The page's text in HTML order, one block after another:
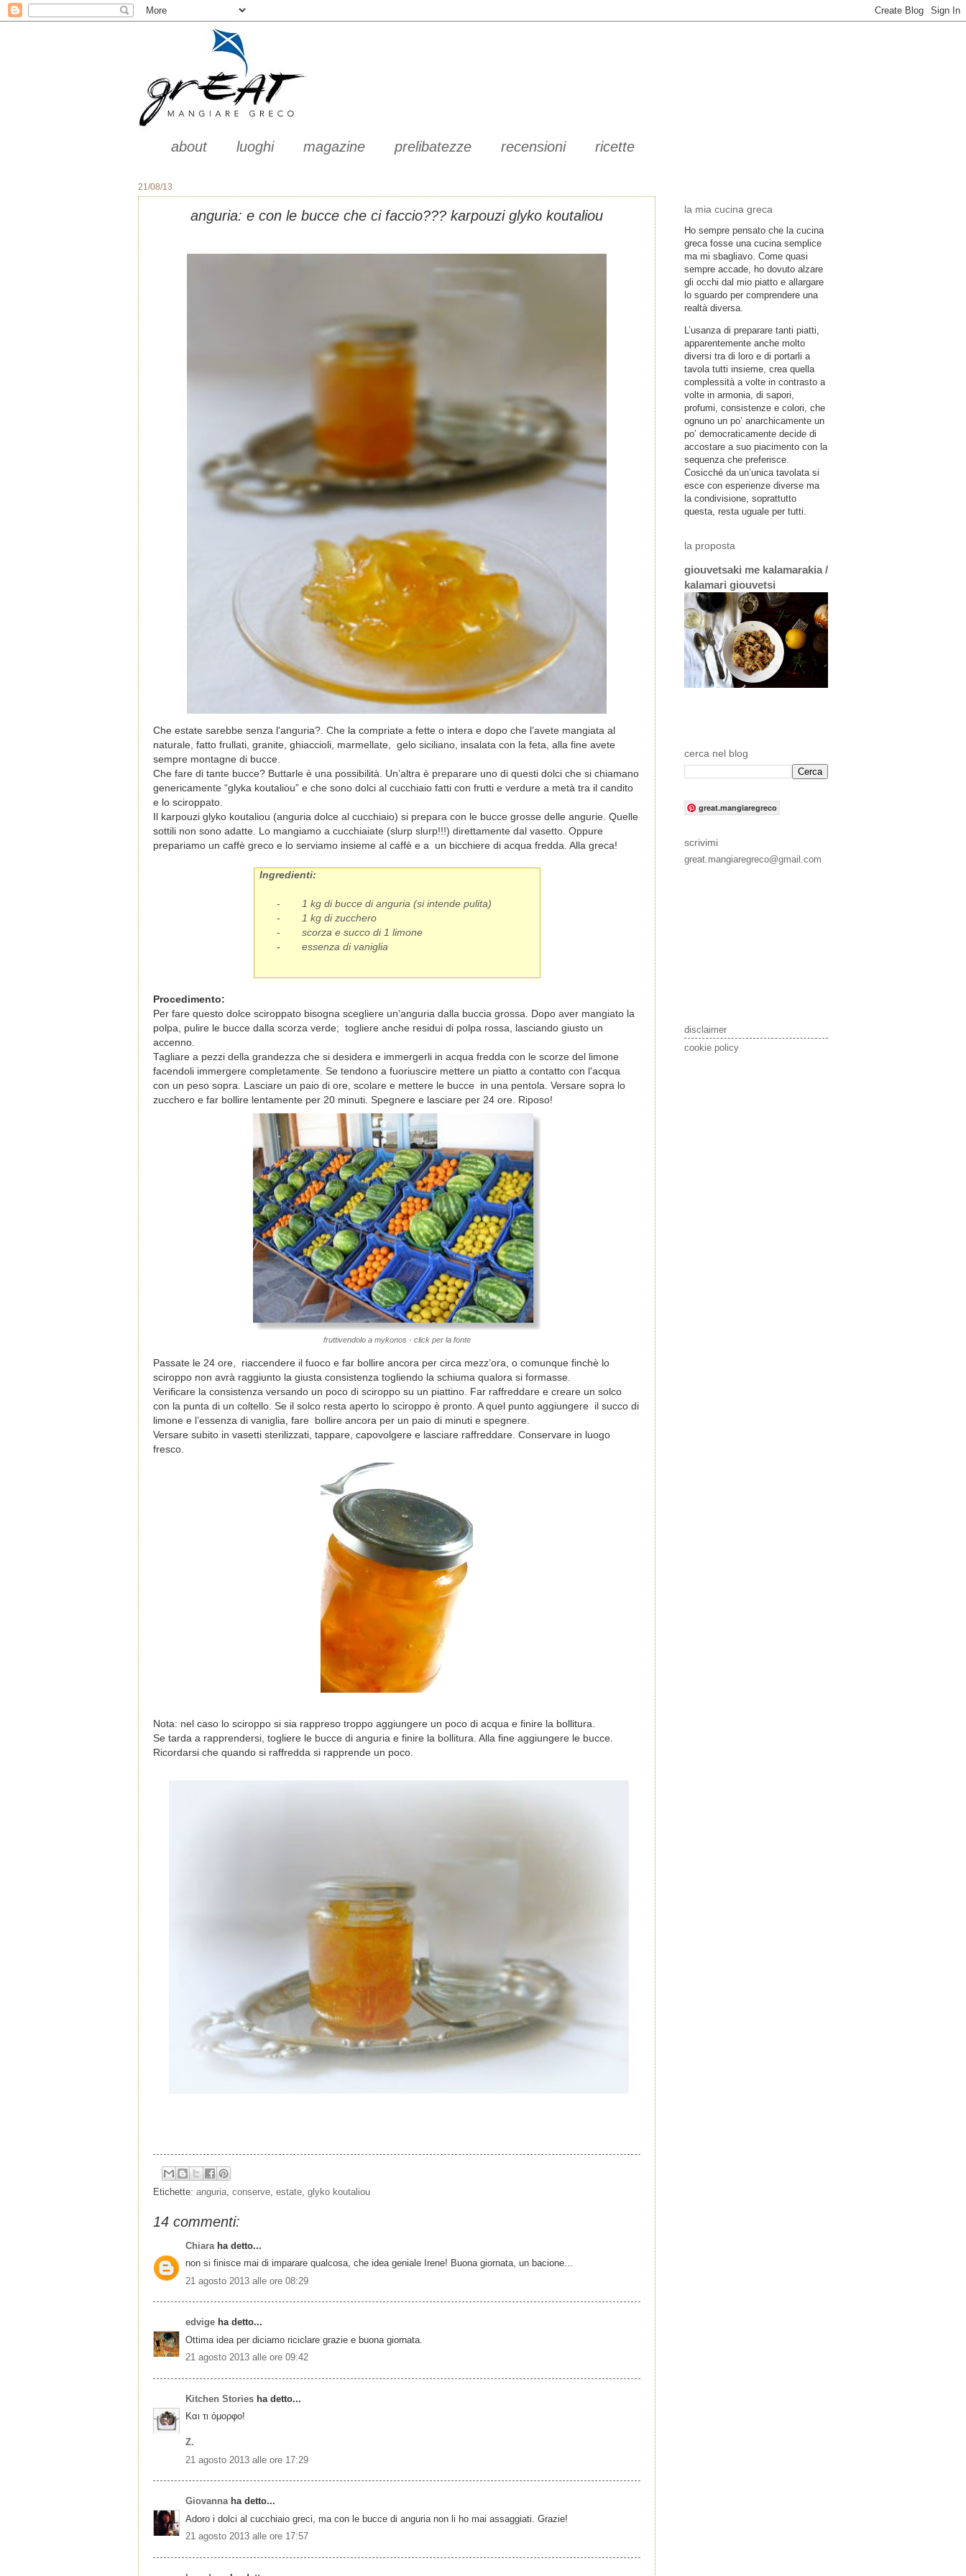
about luoghi magazine prelibatezze recensioni ricette
21/08/13
anguria: e con le bucce che ci faccio??? karpouzi glyko koutaliou
Che estate sarebbe senza l'anguria?. Che la compriate a fette o intera e dopo che l’avete mangiata al
naturale, fatto frullati, granite, ghiaccioli, marmellate, gelo siciliano, insalata con la feta, alla fine avete
sempre montagne di bucce.
Che fare di tante bucce? Buttarle è una possibilità. Un’altra è preparare uno di questi dolci che si chiamano
genericamente “glyka koutaliou” e che sono dolci al cucchiaio fatti con frutti e verdure a metà tra il candito
e lo sciroppato.
Il karpouzi glyko koutaliou (anguria dolce al cucchiaio) si prepara con le bucce grosse delle angurie. Quelle
sottili non sono adatte. Lo mangiamo a cucchiaiate (slurp slurp!!!) direttamente dal vasetto. Oppure
prepariamo un caffè greco e lo serviamo insieme al caffè e a un bicchiere di acqua fredda. Alla greca!
Ingredienti:
-
1 kg di bucce di anguria (si intende pulita)
-
1 kg di zucchero
-
scorza e succo di 1 limone
-
essenza di vaniglia
Procedimento:
Per fare questo dolce sciroppato bisogna scegliere un’anguria dalla buccia grossa. Dopo aver mangiato la
polpa, pulire le bucce dalla scorza verde; togliere anche residui di polpa rossa, lasciando giusto un
accenno.
Tagliare a pezzi della grandezza che si desidera e immergerli in acqua fredda con le scorze del limone
facendoli immergere completamente. Se tendono a fuoriuscire mettere un piatto a contatto con l'acqua
con un peso sopra. Lasciare un paio di ore, scolare e mettere le bucce in una pentola. Versare sopra lo
zucchero e far bollire lentamente per 20 minuti. Spegnere e lasciare per 24 ore. Riposo!
fruttivendolo a mykonos - click per la fonte
Passate le 24 ore, riaccendere il fuoco e far bollire ancora per circa mezz’ora, o comunque finchè lo
sciroppo non avrà raggiunto la giusta consistenza togliendo la schiuma qualora si formasse.
Verificare la consistenza versando un poco di sciroppo su un piattino. Far raffreddare e creare un solco
con la punta di un coltello. Se il solco resta aperto lo sciroppo è pronto. A quel punto aggiungere il succo di
limone e l’essenza di vaniglia, fare bollire ancora per un paio di minuti e spegnere.
Versare subito in vasetti sterilizzati, tappare, capovolgere e lasciare raffreddare. Conservare in luogo
fresco.
Nota: nel caso lo sciroppo si sia rappreso troppo aggiungere un poco di acqua e finire la bollitura.
Se tarda a rapprendersi, togliere le bucce di anguria e finire la bollitura. Alla fine aggiungere le bucce.
Ricordarsi che quando si raffredda si rapprende un poco.
Etichette: anguria, conserve, estate, glyko koutaliou
14 commenti:
Chiara ha detto...
non si finisce mai di imparare qualcosa, che idea geniale Irene! Buona giornata, un bacione...
21 agosto 2013 alle ore 08:29
edvige ha detto...
Ottima idea per diciamo riciclare grazie e buona giornata.
21 agosto 2013 alle ore 09:42
Kitchen Stories ha detto...
Και τι όμορφο!
Z.
21 agosto 2013 alle ore 17:29
Giovannaha detto...
Adoro i dolci al cucchiaio greci, ma con le bucce di anguria non li ho mai assaggiati. Grazie!
21 agosto 2013 alle ore 17:57
la mia cucina greca
Ho sempre pensato che la cucina
greca fosse una cucina semplice
ma mi sbagliavo. Come quasi
sempre accade, ho dovuto alzare
gli occhi dal mio piatto e allargare
lo sguardo per comprendere una
realtà diversa.
L’usanza di preparare tanti piatti,
apparentemente anche molto
diversi tra di loro e di portarli a
tavola tutti insieme, crea quella
complessità a volte in contrasto a
volte in armonia, di sapori,
profumi, consistenze e colori, che
ognuno un po’ anarchicamente un
po’ democraticamente decide di
accostare a suo piacimento con la
sequenza che preferisce.
Cosicché da un’unica tavolata si
esce con esperienze diverse ma
la condivisione, soprattutto
questa, resta uguale per tutti.
la proposta
giouvetsaki me kalamarakia /
kalamari giouvetsi
cerca nel blog
great.mangiaregreco
scrivimi
great.mangiaregreco@gmail.com
disclaimer
cookie policy